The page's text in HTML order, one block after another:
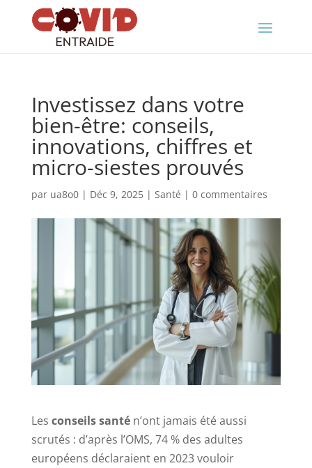
Investissez dans votre
bien-être: conseils,
innovations, chiffres et
micro-siestes prouvés
par ua8o0| Déc 9, 2025| Santé | 0 commentaires
Les conseils santén’ont jamais été aussi
scrutés : d’après l’OMS, 74 % des adultes
européens déclaraient en 2023 vouloir